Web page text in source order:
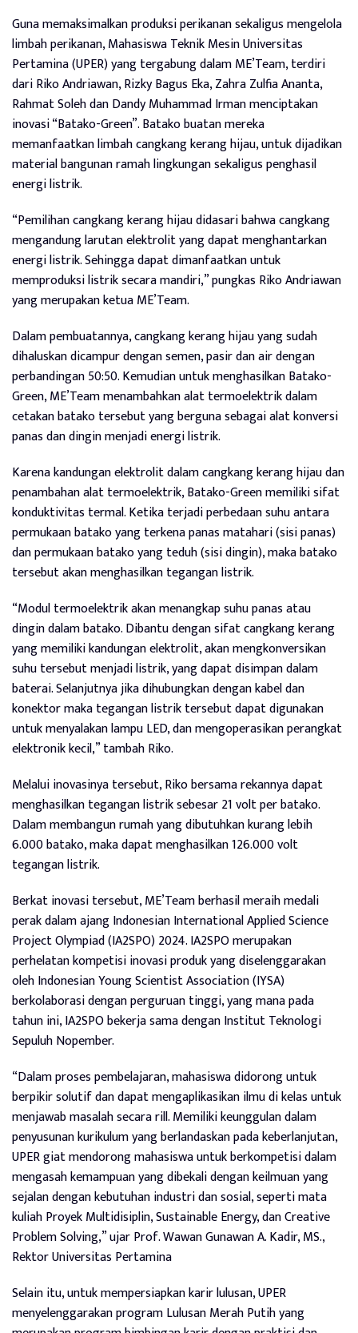
Guna memaksimalkan produksi perikanan sekaligus mengelola
limbah perikanan, Mahasiswa Teknik Mesin Universitas
Pertamina (UPER) yang tergabung dalam ME’Team, terdiri
dari Riko Andriawan, Rizky Bagus Eka, Zahra Zulfia Ananta,
Rahmat Soleh dan Dandy Muhammad Irman menciptakan
inovasi “Batako-Green”. Batako buatan mereka
memanfaatkan limbah cangkang kerang hijau, untuk dijadikan
material bangunan ramah lingkungan sekaligus penghasil
energi listrik.
“Pemilihan cangkang kerang hijau didasari bahwa cangkang
mengandung larutan elektrolit yang dapat menghantarkan
energi listrik. Sehingga dapat dimanfaatkan untuk
memproduksi listrik secara mandiri,” pungkas Riko Andriawan
yang merupakan ketua ME’Team.
Dalam pembuatannya, cangkang kerang hijau yang sudah
dihaluskan dicampur dengan semen, pasir dan air dengan
perbandingan 50:50. Kemudian untuk menghasilkan Batako-
Green, ME’Team menambahkan alat termoelektrik dalam
cetakan batako tersebut yang berguna sebagai alat konversi
panas dan dingin menjadi energi listrik.
Karena kandungan elektrolit dalam cangkang kerang hijau dan
penambahan alat termoelektrik, Batako-Green memiliki sifat
konduktivitas termal. Ketika terjadi perbedaan suhu antara
permukaan batako yang terkena panas matahari (sisi panas)
dan permukaan batako yang teduh (sisi dingin), maka batako
tersebut akan menghasilkan tegangan listrik.
“Modul termoelektrik akan menangkap suhu panas atau
dingin dalam batako. Dibantu dengan sifat cangkang kerang
yang memiliki kandungan elektrolit, akan mengkonversikan
suhu tersebut menjadi listrik, yang dapat disimpan dalam
baterai. Selanjutnya jika dihubungkan dengan kabel dan
konektor maka tegangan listrik tersebut dapat digunakan
untuk menyalakan lampu LED, dan mengoperasikan perangkat
elektronik kecil,” tambah Riko.
Melalui inovasinya tersebut, Riko bersama rekannya dapat
menghasilkan tegangan listrik sebesar 21 volt per batako.
Dalam membangun rumah yang dibutuhkan kurang lebih
6.000 batako, maka dapat menghasilkan 126.000 volt
tegangan listrik.
Berkat inovasi tersebut, ME’Team berhasil meraih medali
perak dalam ajang Indonesian International Applied Science
Project Olympiad (IA2SPO) 2024. IA2SPO merupakan
perhelatan kompetisi inovasi produk yang diselenggarakan
oleh Indonesian Young Scientist Association (IYSA)
berkolaborasi dengan perguruan tinggi, yang mana pada
tahun ini, IA2SPO bekerja sama dengan Institut Teknologi
Sepuluh Nopember.
“Dalam proses pembelajaran, mahasiswa didorong untuk
berpikir solutif dan dapat mengaplikasikan ilmu di kelas untuk
menjawab masalah secara rill. Memiliki keunggulan dalam
penyusunan kurikulum yang berlandaskan pada keberlanjutan,
UPER giat mendorong mahasiswa untuk berkompetisi dalam
mengasah kemampuan yang dibekali dengan keilmuan yang
sejalan dengan kebutuhan industri dan sosial, seperti mata
kuliah Proyek Multidisiplin, Sustainable Energy, dan Creative
Problem Solving,” ujar Prof. Wawan Gunawan A. Kadir, MS.,
Rektor Universitas Pertamina
Selain itu, untuk mempersiapkan karir lulusan, UPER
menyelenggarakan program Lulusan Merah Putih yang